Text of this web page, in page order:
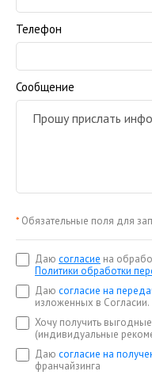
Телефон
Сообщение
* Обязательные поля для
Даю согласие на
Политики обработки
Даю согласие на
изложенных в Согласии.
Хочу получить
(индивидуальные
Даю согласие на
франчайзинга